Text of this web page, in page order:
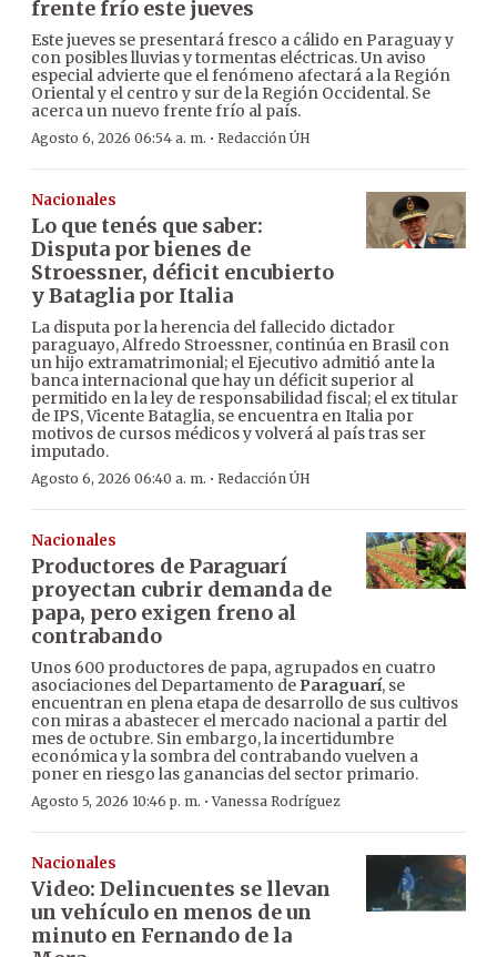
frente frío este jueves
Este jueves se presentará fresco a cálido en Paraguay y
con posibles lluvias y tormentas eléctricas. Un aviso
especial advierte que el fenómeno afectará a la Región
Oriental y el centro y sur de la Región Occidental. Se
acerca un nuevo frente frío al país.
Agosto 6, 2026 06:54 a. m. · Redacción ÚH
Nacionales
Lo que tenés que saber:
Disputa por bienes de
Stroessner, déficit encubierto
y Bataglia por Italia
La disputa por la herencia del fallecido dictador
paraguayo, Alfredo Stroessner, continúa en Brasil con
un hijo extramatrimonial; el Ejecutivo admitió ante la
banca internacional que hay un déficit superior al
permitido en la ley de responsabilidad fiscal; el ex titular
de IPS, Vicente Bataglia, se encuentra en Italia por
motivos de cursos médicos y volverá al país tras ser
imputado.
Agosto 6, 2026 06:40 a. m. · Redacción ÚH
Nacionales
Productores de Paraguarí
proyectan cubrir demanda de
papa, pero exigen freno al
contrabando
Unos 600 productores de papa, agrupados en cuatro
asociaciones del Departamento de Paraguarí, se
encuentran en plena etapa de desarrollo de sus cultivos
con miras a abastecer el mercado nacional a partir del
mes de octubre. Sin embargo, la incertidumbre
económica y la sombra del contrabando vuelven a
poner en riesgo las ganancias del sector primario.
Agosto 5, 2026 10:46 p. m. ·Vanessa Rodríguez
Nacionales
Video: Delincuentes se llevan
un vehículo en menos de un
minuto en Fernando de la